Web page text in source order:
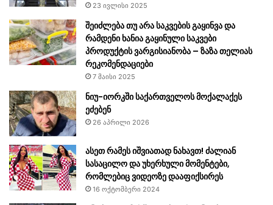
23 ივლისი 2025
შეიძლება თუ არა საკვების გაყინვა და
რამდენი ხანია გაყინული საკვები
პროდუქტის ვარგისიანობა – ზაზა თელიას
რეკომენდაციები
7 მაისი 2025
ნიუ-იორკში საქართველოს მოქალაქეს
ეძებენ
26 აპრილი 2026
ასეთ რამეს იშვიათად ნახავთ! ძალიან
სასაცილო და უხერხული მომენტები,
რომლებიც ვიდეოზე დააფიქსირეს
16 ოქტომბერი 2024